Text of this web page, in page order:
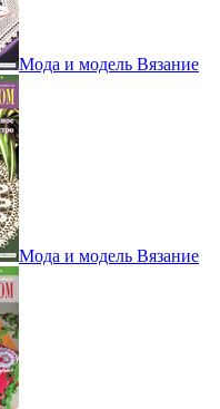
Мода и модель Вязание
Мода и модель Вязание